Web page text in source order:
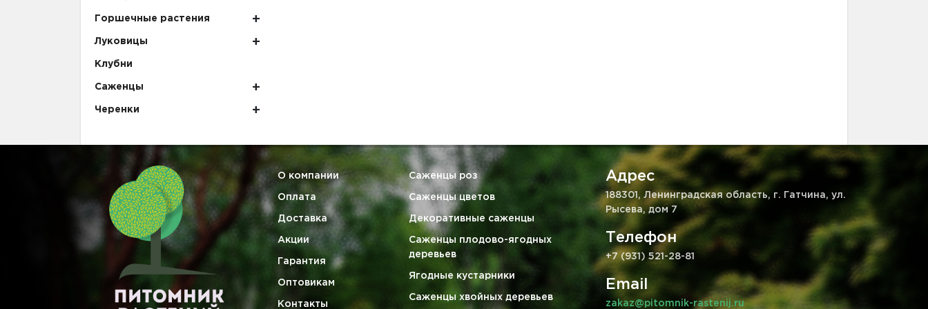
Горшечные растения
Луковицы
Клубни
Саженцы
Черенки
О компании
Оплата
Доставка
Акции
Гарантия
Оптовикам
Контакты
Саженцы роз
Саженцы цветов
Декоративные саженцы
Саженцы плодово-ягодных
деревьев
Ягодные кустарники
Саженцы хвойных деревьев
Адрес
188301, Ленинградская область, г. Гатчина, ул.
Рысева, дом 7
Телефон
+7 (931) 521-28-81
Email
zakaz@pitomnik-rastenij.ru